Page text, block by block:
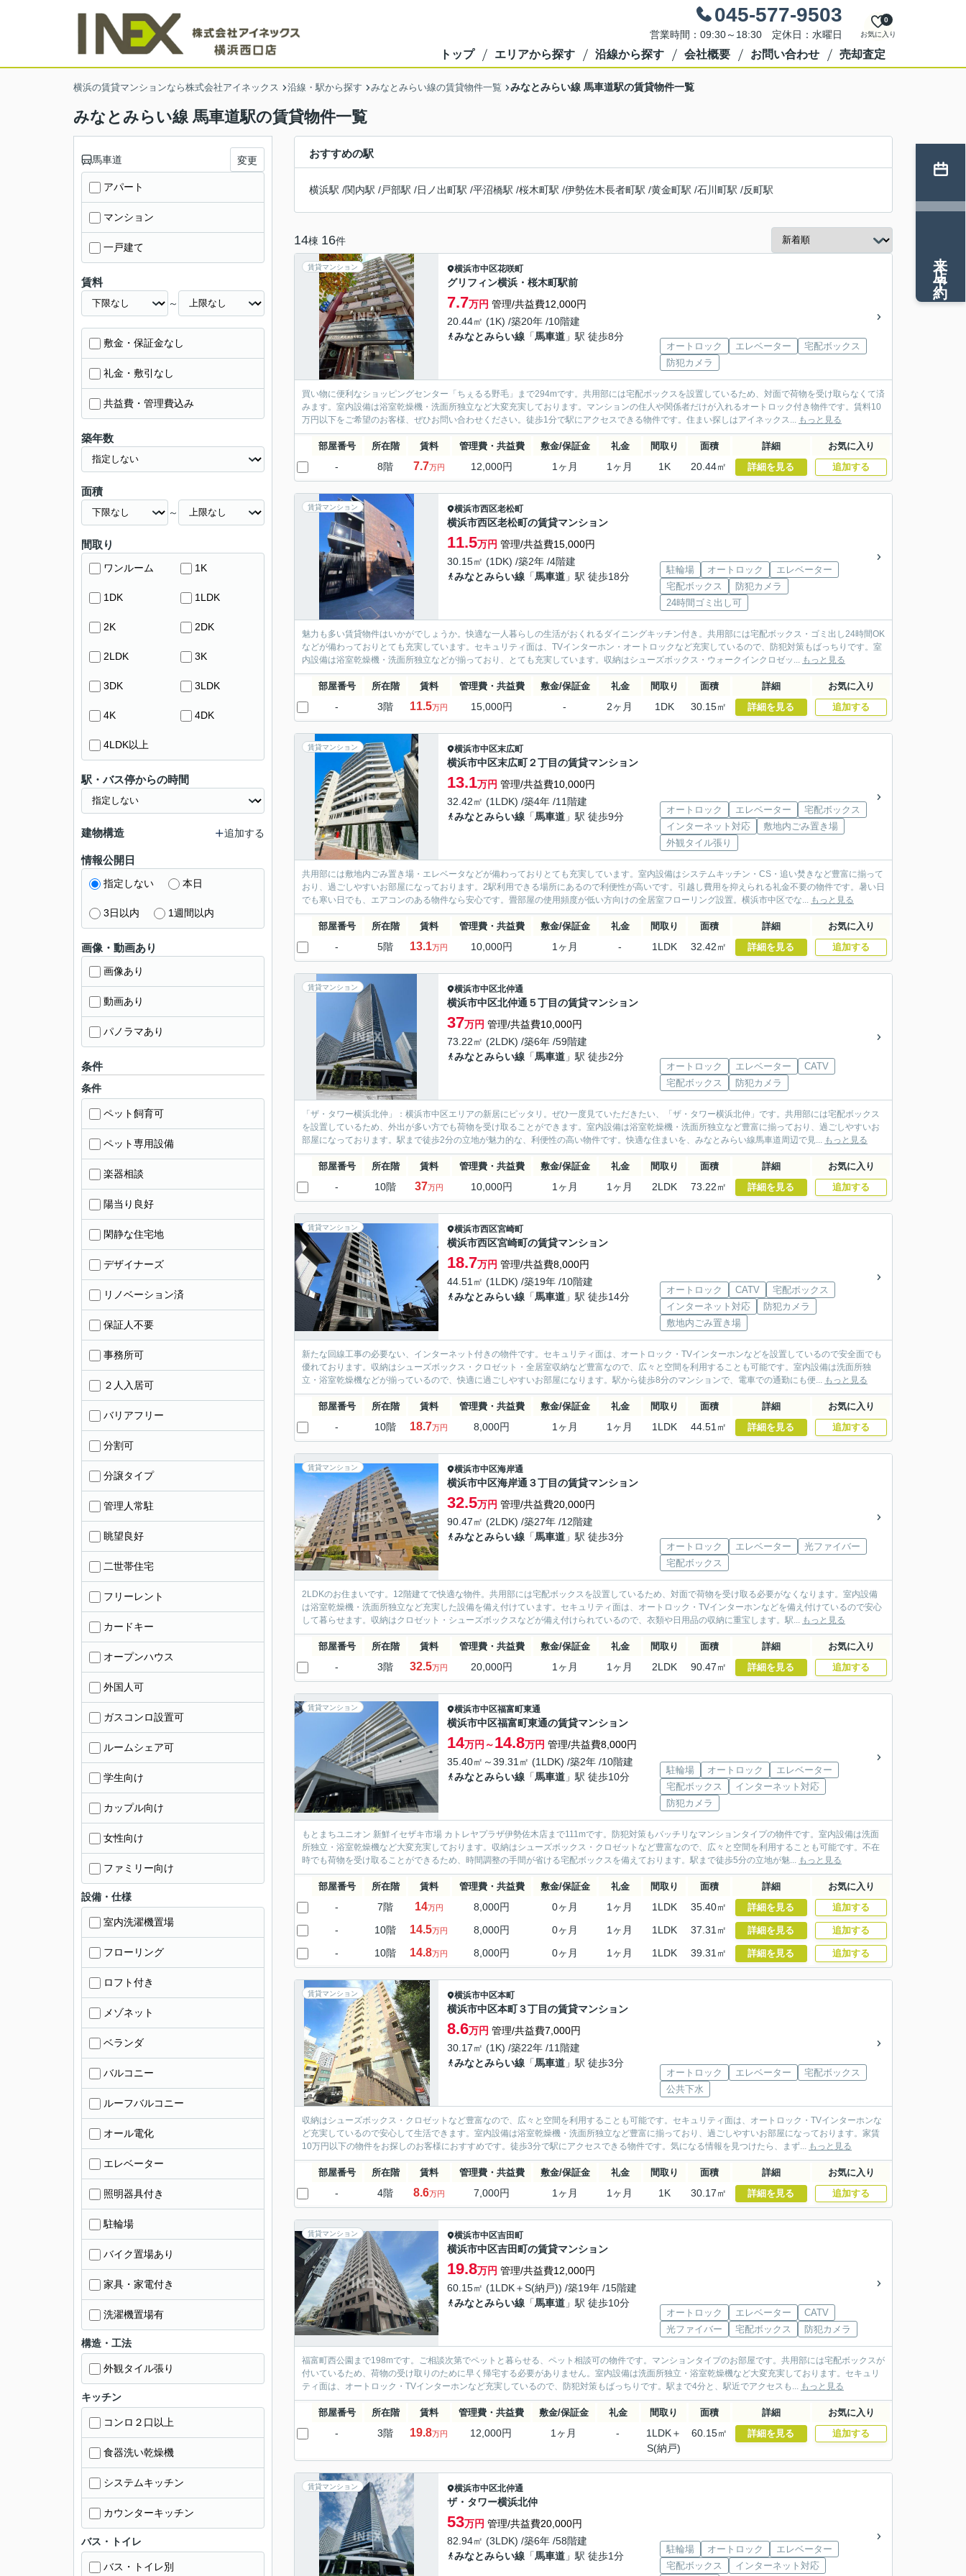
045-577-9503
営業時間：09:30～18:30 定休日：水曜日 お気に入り
0
トップ エリアから探す 沿線から探す 会社概要 お問い合わせ 売却査定
横浜の賃貸マンションなら株式会社アイネックス 沿線・駅から探す みなとみらい線の賃貸物件一覧 みなとみらい線 馬車道駅の賃貸物件一覧
みなとみらい線 馬車道駅の賃貸物件一覧
おすすめの駅
横浜駅 /関内駅 /戸部駅 /日ノ出町駅 /平沼橋駅 /桜木町駅 /伊勢佐木長者町駅 /黄金町駅 /石川町駅 /反町駅
14棟 16件
賃貸マンション 横浜市中区花咲町
グリフィン横浜・桜木町駅前
7.7万円 管理/共益費12,000円
20.44㎡ (1K) /築20年 /10階建
みなとみらい線 「馬車道 」駅 徒歩8分
オートロック エレベーター
宅配ボックス
防犯カメラ
買い物に便利なショッピングセンター「ちぇるる野毛」まで294mです。共用部には宅配ボックスを設置しているため、対面で荷物を受け取らなくて済
みます。室内設備は浴室乾燥機・洗面所独立など大変充実しております。マンションの住人や関係者だけが入れるオートロック付き物件です。賃料10
万円以下をご希望のお客様、ぜひお問い合わせください。徒歩1分で駅にアクセスできる物件です。住まい探しはアイネックス... もっと見る
部屋番号 所在階 賃料 管理費・共益費 敷金/保証金 礼金 間取り 面積 詳細 お気に入り
- 8階 7.7万円 12,000円 1ヶ月 1ヶ月 1K 20.44㎡ 詳細を見る 追加する
賃貸マンション 横浜市西区老松町
横浜市西区老松町の賃貸マンション
11.5万円 管理/共益費15,000円
30.15㎡ (1DK) /築2年 /4階建
みなとみらい線 「馬車道 」駅 徒歩18分
駐輪場 オートロック
エレベーター
宅配ボックス
防犯カメラ
24時間ゴミ出し可
魅力も多い賃貸物件はいかがでしょうか。快適な一人暮らしの生活がおくれるダイニングキッチン付き。共用部には宅配ボックス・ゴミ出し24時間OK
などが備わっておりとても充実しています。セキュリティ面は、TVインターホン・オートロックなど充実しているので、防犯対策もばっちりです。室
内設備は浴室乾燥機・洗面所独立などが揃っており、とても充実しています。収納はシューズボックス・ウォークインクロゼッ... もっと見る
部屋番号 所在階 賃料 管理費・共益費 敷金/保証金 礼金 間取り 面積 詳細 お気に入り
- 3階 11.5万円 15,000円 - 2ヶ月 1DK 30.15㎡ 詳細を見る 追加する
賃貸マンション 横浜市中区末広町
横浜市中区末広町２丁目の賃貸マンション
13.1万円 管理/共益費10,000円
32.42㎡ (1LDK) /築4年 /11階建
みなとみらい線 「馬車道 」駅 徒歩9分
オートロック エレベーター
宅配ボックス
インターネット対応
敷地内ごみ置き場
外観タイル張り
共用部には敷地内ごみ置き場・エレベータなどが備わっておりとても充実しています。室内設備はシステムキッチン・CS・追い焚きなど豊富に揃って
おり、過ごしやすいお部屋になっております。2駅利用できる場所にあるので利便性が高いです。引越し費用を抑えられる礼金不要の物件です。暑い日
でも寒い日でも、エアコンのある物件なら安心です。畳部屋の使用頻度が低い方向けの全居室フローリング設置。横浜市中区でな... もっと見る
部屋番号 所在階 賃料 管理費・共益費 敷金/保証金 礼金 間取り 面積 詳細 お気に入り
- 5階 13.1万円 10,000円 1ヶ月 - 1LDK 32.42㎡ 詳細を見る 追加する
賃貸マンション 横浜市中区北仲通
横浜市中区北仲通５丁目の賃貸マンション
37万円 管理/共益費10,000円
73.22㎡ (2LDK) /築6年 /59階建
みなとみらい線 「馬車道 」駅 徒歩2分
オートロック エレベーター
CATV
宅配ボックス
防犯カメラ
「ザ・タワー横浜北仲」：横浜市中区エリアの新居にピッタリ。ぜひ一度見ていただきたい、「ザ・タワー横浜北仲」です。共用部には宅配ボックス
を設置しているため、外出が多い方でも荷物を受け取ることができます。室内設備は浴室乾燥機・洗面所独立など豊富に揃っており、過ごしやすいお
部屋になっております。駅まで徒歩2分の立地が魅力的な、利便性の高い物件です。快適な住まいを、みなとみらい線馬車道周辺で見... もっと見る
部屋番号 所在階 賃料 管理費・共益費 敷金/保証金 礼金 間取り 面積 詳細 お気に入り
- 10階 37万円 10,000円 1ヶ月 1ヶ月 2LDK 73.22㎡ 詳細を見る 追加する
賃貸マンション 横浜市西区宮崎町
横浜市西区宮崎町の賃貸マンション
18.7万円 管理/共益費8,000円
44.51㎡ (1LDK) /築19年 /10階建
みなとみらい線 「馬車道 」駅 徒歩14分
オートロック CATV
宅配ボックス
インターネット対応
防犯カメラ
敷地内ごみ置き場
新たな回線工事の必要ない、インターネット付きの物件です。セキュリティ面は、オートロック・TVインターホンなどを設置しているので安全面でも
優れております。収納はシューズボックス・クロゼット・全居室収納など豊富なので、広々と空間を利用することも可能です。室内設備は洗面所独
立・浴室乾燥機などが揃っているので、快適に過ごしやすいお部屋になります。駅から徒歩8分のマンションで、電車での通勤にも便... もっと見る
部屋番号 所在階 賃料 管理費・共益費 敷金/保証金 礼金 間取り 面積 詳細 お気に入り
- 10階 18.7万円 8,000円 1ヶ月 1ヶ月 1LDK 44.51㎡ 詳細を見る 追加する
賃貸マンション 横浜市中区海岸通
横浜市中区海岸通３丁目の賃貸マンション
32.5万円 管理/共益費20,000円
90.47㎡ (2LDK) /築27年 /12階建
みなとみらい線 「馬車道 」駅 徒歩3分
オートロック エレベーター
光ファイバー
宅配ボックス
2LDKのお住まいです。12階建てで快適な物件。共用部には宅配ボックスを設置しているため、対面で荷物を受け取る必要がなくなります。室内設備
は浴室乾燥機・洗面所独立など充実した設備を備え付けています。セキュリティ面は、オートロック・TVインターホンなどを備え付けているので安心
して暮らせます。収納はクロゼット・シューズボックスなどが備え付けられているので、衣類や日用品の収納に重宝します。駅... もっと見る
部屋番号 所在階 賃料 管理費・共益費 敷金/保証金 礼金 間取り 面積 詳細 お気に入り
- 3階 32.5万円 20,000円 1ヶ月 1ヶ月 2LDK 90.47㎡ 詳細を見る 追加する
賃貸マンション 横浜市中区福富町東通
横浜市中区福富町東通の賃貸マンション
14万円～14.8万円 管理/共益費8,000円
35.40㎡～39.31㎡ (1LDK) /築2年 /10階建
みなとみらい線 「馬車道 」駅 徒歩10分
駐輪場 オートロック
エレベーター
宅配ボックス
インターネット対応
防犯カメラ
もとまちユニオン 新鮮イセザキ市場 カトレヤプラザ伊勢佐木店まで111mです。防犯対策もバッチリなマンションタイプの物件です。室内設備は洗面
所独立・浴室乾燥機など大変充実しております。収納はシューズボックス・クロゼットなど豊富なので、広々と空間を利用することも可能です。不在
時でも荷物を受け取ることができるため、時間調整の手間が省ける宅配ボックスを備えております。駅まで徒歩5分の立地が魅... もっと見る
部屋番号 所在階 賃料 管理費・共益費 敷金/保証金 礼金 間取り 面積 詳細 お気に入り
- 7階 14万円 8,000円 0ヶ月 1ヶ月 1LDK 35.40㎡ 詳細を見る 追加する
- 10階 14.5万円 8,000円 0ヶ月 1ヶ月 1LDK 37.31㎡ 詳細を見る 追加する
- 10階 14.8万円 8,000円 0ヶ月 1ヶ月 1LDK 39.31㎡ 詳細を見る 追加する
賃貸マンション 横浜市中区本町
横浜市中区本町３丁目の賃貸マンション
8.6万円 管理/共益費7,000円
30.17㎡ (1K) /築22年 /11階建
みなとみらい線 「馬車道 」駅 徒歩3分
オートロック エレベーター
宅配ボックス
公共下水
収納はシューズボックス・クロゼットなど豊富なので、広々と空間を利用することも可能です。セキュリティ面は、オートロック・TVインターホンな
ど充実しているので安心して生活できます。室内設備は浴室乾燥機・洗面所独立など豊富に揃っており、過ごしやすいお部屋になっております。家賃
10万円以下の物件をお探しのお客様におすすめです。徒歩3分で駅にアクセスできる物件です。気になる情報を見つけたら、まず... もっと見る
部屋番号 所在階 賃料 管理費・共益費 敷金/保証金 礼金 間取り 面積 詳細 お気に入り
- 4階 8.6万円 7,000円 1ヶ月 1ヶ月 1K 30.17㎡ 詳細を見る 追加する
賃貸マンション 横浜市中区吉田町
横浜市中区吉田町の賃貸マンション
19.8万円 管理/共益費12,000円
60.15㎡ (1LDK＋S(納戸)) /築19年 /15階建
みなとみらい線 「馬車道 」駅 徒歩10分
オートロック エレベーター
CATV
光ファイバー
宅配ボックス 防犯カメラ
福富町西公園まで198mです。ご相談次第でペットと暮らせる、ペット相談可の物件です。マンションタイプのお部屋です。共用部には宅配ボックスが
付いているため、荷物の受け取りのために早く帰宅する必要がありません。室内設備は洗面所独立・浴室乾燥機など大変充実しております。セキュリ
ティ面は、オートロック・TVインターホンなど充実しているので、防犯対策もばっちりです。駅まで4分と、駅近でアクセスも... もっと見る
部屋番号 所在階 賃料 管理費・共益費 敷金/保証金 礼金 間取り 面積 詳細 お気に入り
- 3階 19.8万円 12,000円 1ヶ月 -
1LDK＋
S(納戸)
60.15㎡ 詳細を見る 追加する
賃貸マンション 横浜市中区北仲通
ザ・タワー横浜北仲
53万円 管理/共益費20,000円
82.94㎡ (3LDK) /築6年 /58階建
みなとみらい線 「馬車道 」駅 徒歩1分
駐輪場 オートロック
エレベーター
宅配ボックス
インターネット対応
馬車道 変更
アパート
マンション
一戸建て
賃料
～
敷金・保証金なし
礼金・敷引なし
共益費・管理費込み
築年数
面積
～
間取り
ワンルーム 1K
1DK 1LDK
2K 2DK
2LDK 3K
3DK 3LDK
4K 4DK
4LDK以上
駅・バス停からの時間
建物構造 追加する
情報公開日
指定しない 本日
3日以内 1週間以内
画像・動画あり
画像あり
動画あり
パノラマあり
条件
条件
ペット飼育可
ペット専用設備
楽器相談
陽当り良好
閑静な住宅地
デザイナーズ
リノベーション済
保証人不要
事務所可
２人入居可
バリアフリー
分割可
分譲タイプ
管理人常駐
眺望良好
二世帯住宅
フリーレント
カードキー
オープンハウス
外国人可
ガスコンロ設置可
ルームシェア可
学生向け
カップル向け
女性向け
ファミリー向け
設備・仕様
室内洗濯機置場
フローリング
ロフト付き
メゾネット
ベランダ
バルコニー
ルーフバルコニー
オール電化
エレベーター
照明器具付き
駐輪場
バイク置場あり
家具・家電付き
洗濯機置場有
構造・工法
外観タイル張り
キッチン
コンロ２口以上
食器洗い乾燥機
システムキッチン
カウンターキッチン
バス・トイレ
バス・トイレ別
来店予約